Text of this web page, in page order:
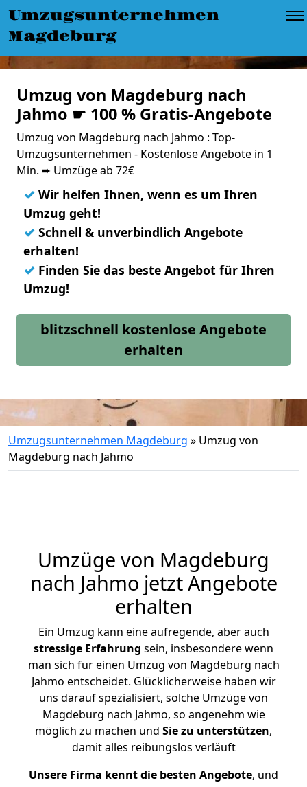
Umzugsunternehmen
Magdeburg
Umzug von Magdeburg nach
Jahmo ☛ 100 % Gratis-Angebote
Umzug von Magdeburg nach Jahmo : Top-
Umzugsunternehmen - Kostenlose Angebote in 1
Min. ➨ Umzüge ab 72€
✓ Wir helfen Ihnen, wenn es um Ihren
Umzug geht!
✓ Schnell & unverbindlich Angebote
erhalten!
✓ Finden Sie das beste Angebot für Ihren
Umzug!
blitzschnell kostenlose Angebote
erhalten
Umzugsunternehmen Magdeburg » Umzug von
Magdeburg nach Jahmo
Umzüge von Magdeburg
nach Jahmo jetzt Angebote
erhalten
Ein Umzug kann eine aufregende, aber auch
stressige Erfahrung sein, insbesondere wenn
man sich für einen Umzug von Magdeburg nach
Jahmo entscheidet. Glücklicherweise haben wir
uns darauf spezialisiert, solche Umzüge von
Magdeburg nach Jahmo, so angenehm wie
möglich zu machen und Sie zu unterstützen,
damit alles reibungslos verläuft
Unsere Firma kennt die besten Angebote, und